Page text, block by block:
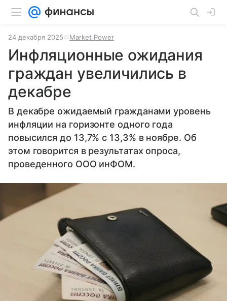
24 декабря 2025 Market Power
Инфляционные ожидания
граждан увеличились в
декабре
В декабре ожидаемый гражданами уровень
инфляции на горизонте одного года
повысился до 13,7% с 13,3% в ноябре. Об
этом говорится в результатах опроса,
проведенного ООО инФОМ.